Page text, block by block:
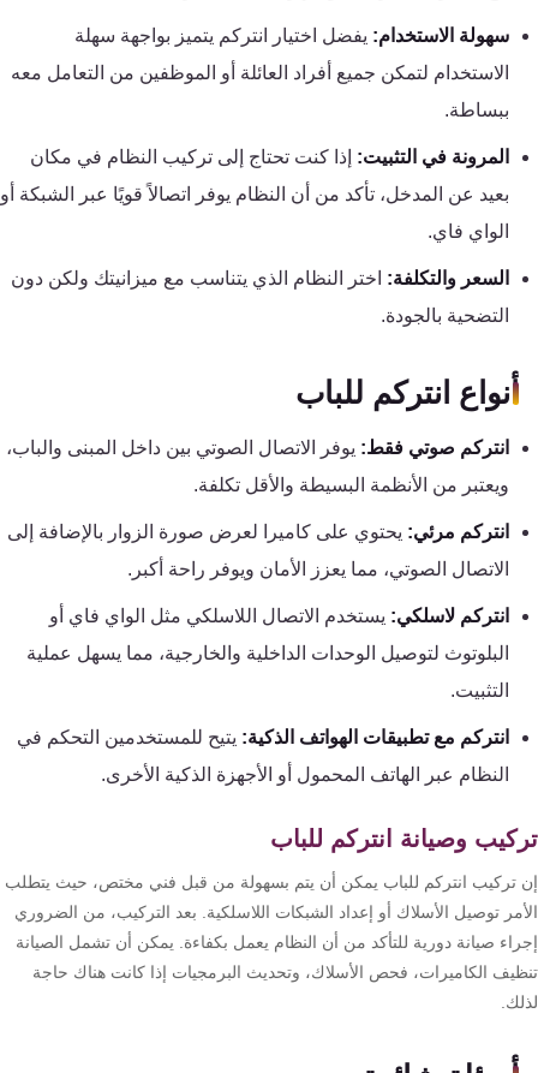
سهولة الاستخدام:يفضل اختيار انتركم يتميز بواجهة سهلة
الاستخدام لتمكن جميع أفراد العائلة أو الموظفين من التعامل معه
ببساطة.
المرونة في التثبيت:إذا كنت تحتاج إلى تركيب النظام في مكان
بعيد عن المدخل، تأكد من أن النظام يوفر اتصالاً قويًا عبر الشبكة أو
الواي فاي.
السعر والتكلفة:اختر النظام الذي يتناسب مع ميزانيتك ولكن دون
التضحية بالجودة.
أنواع انتركم للباب
انتركم صوتي فقط:يوفر الاتصال الصوتي بين داخل المبنى والباب،
ويعتبر من الأنظمة البسيطة والأقل تكلفة.
انتركم مرئي: يحتوي على كاميرا لعرض صورة الزوار بالإضافة إلى
الاتصال الصوتي، مما يعزز الأمان ويوفر راحة أكبر.
انتركم لاسلكي: يستخدم الاتصال اللاسلكي مثل الواي فاي أو
البلوتوث لتوصيل الوحدات الداخلية والخارجية، مما يسهل عملية
التثبيت.
انتركم مع تطبيقات الهواتف الذكية:يتيح للمستخدمين التحكم في
النظام عبر الهاتف المحمول أو الأجهزة الذكية الأخرى.
وصيانة انتركم للباب
تركيب انتركم للباب يمكن أن يتم بسهولة من قبل فني مختص، حيث يتطلب
توصيل الأسلاك أو إعداد الشبكات اللاسلكية. بعد التركيب، من الضروري
صيانة دورية للتأكد من أن النظام يعمل بكفاءة. يمكن أن تشمل الصيانة
الكاميرات، فحص الأسلاك، وتحديث البرمجيات إذا كانت هناك حاجة